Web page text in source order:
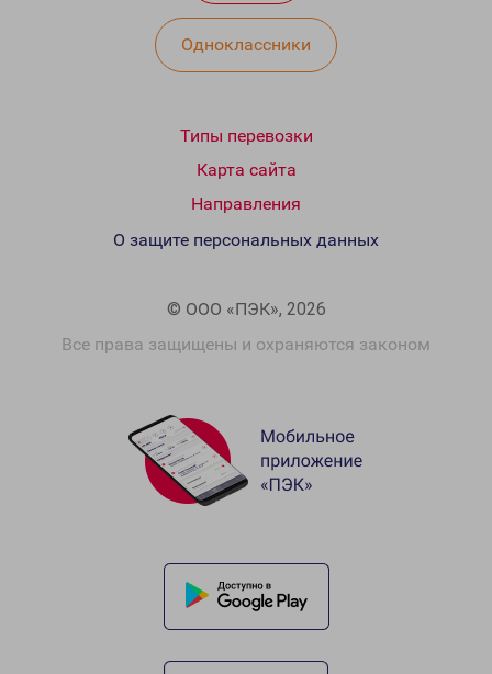
Одноклассники
Типы перевозки
Карта сайта
Направления
© ООО «ПЭК», 2026
Все права защищены и охраняются законом
О защите персональных данных